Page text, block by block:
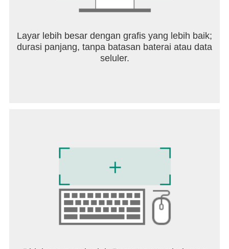
Layar lebih besar dengan grafis yang lebih baik;
durasi panjang, tanpa batasan baterai atau data
seluler.